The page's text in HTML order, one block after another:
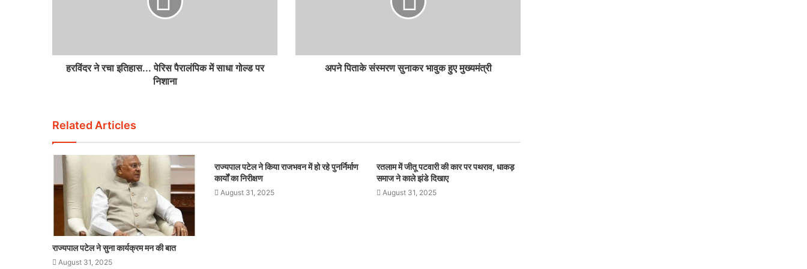
हरविंदर ने रचा इतिहास... पेरिस पैरालंपिक में साधा गोल्ड पर
निशाना
अपने पिताके संस्मरण सुनाकर भावुक हुए मुख्यमंत्री
Related Articles
राज्यपाल पटेल ने सुना कार्यक्रम मन की बात
August 31, 2025
राज्यपाल पटेल ने किया राजभवन में हो रहे पुनर्निर्माण
कार्यों का निरीक्षण
August 31, 2025
रतलाम में जीतू पटवारी की कार पर पथराव, धाकड़
समाज ने काले झंडे दिखाए
August 31, 2025